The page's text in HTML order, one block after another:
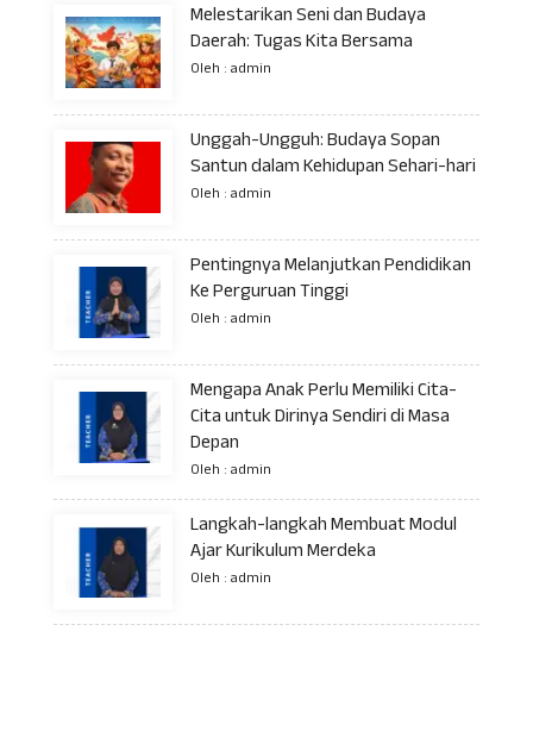
Melestarikan Seni dan Budaya
Daerah: Tugas Kita Bersama
Oleh : admin
Unggah-Ungguh: Budaya Sopan
Santun dalam Kehidupan Sehari-hari
Oleh : admin
Pentingnya Melanjutkan Pendidikan
Ke Perguruan Tinggi
Oleh : admin
Mengapa Anak Perlu Memiliki Cita-
Cita untuk Dirinya Sendiri di Masa
Depan
Oleh : admin
Langkah-langkah Membuat Modul
Ajar Kurikulum Merdeka
Oleh : admin